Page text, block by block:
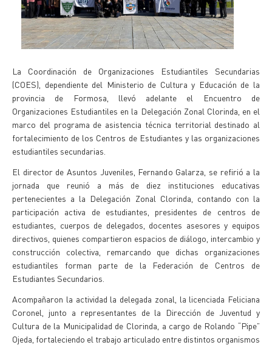
La Coordinación de Organizaciones Estudiantiles Secundarias
(COES), dependiente del Ministerio de Cultura y Educación de la
provincia de Formosa, llevó adelante el Encuentro de
Organizaciones Estudiantiles en la Delegación Zonal Clorinda, en el
marco del programa de asistencia técnica territorial destinado al
fortalecimiento de los Centros de Estudiantes y las organizaciones
estudiantiles secundarias.
El director de Asuntos Juveniles, Fernando Galarza, se refirió a la
jornada que reunió a más de diez instituciones educativas
pertenecientes a la Delegación Zonal Clorinda, contando con la
participación activa de estudiantes, presidentes de centros de
estudiantes, cuerpos de delegados, docentes asesores y equipos
directivos, quienes compartieron espacios de diálogo, intercambio y
construcción colectiva, remarcando que dichas organizaciones
estudiantiles forman parte de la Federación de Centros de
Estudiantes Secundarios.
Acompañaron la actividad la delegada zonal, la licenciada Feliciana
Coronel, junto a representantes de la Dirección de Juventud y
Cultura de la Municipalidad de Clorinda, a cargo de Rolando “Pipe”
Ojeda, fortaleciendo el trabajo articulado entre distintos organismos